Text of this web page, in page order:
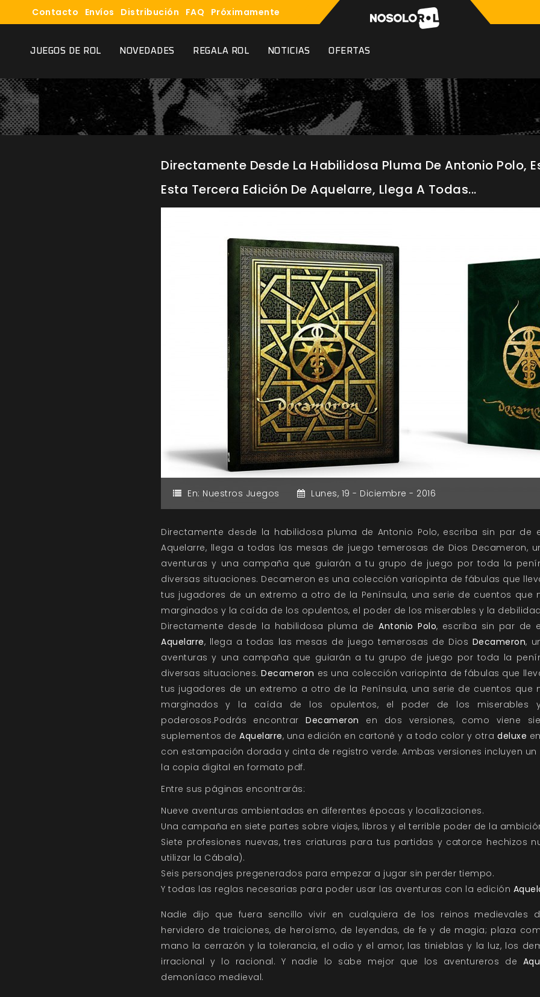
Contacto Envíos Distribución FAQ Próximamente
JUEGOS DE ROL NOVEDADES REGALA ROL NOTICIAS OFERTAS
Directamente Desde La Habilidosa Pluma De Antonio Polo,
Esta Tercera Edición De Aquelarre, Llega A Todas...
En: Nuestros Juegos Lunes, 19 - Diciembre - 2016
Directamente desde la habilidosa pluma de Antonio Polo, escriba sin par de
Aquelarre, llega a todas las mesas de juego temerosas de Dios Decameron,
aventuras y una campaña que guiarán a tu grupo de juego por toda la
diversas situaciones. Decameron es una colección variopinta de fábulas que
tus jugadores de un extremo a otro de la Península, una serie de cuentos que
marginados y la caída de los opulentos, el poder de los miserables y la
Directamente desde la habilidosa pluma deAntonio Polo, escriba sin par de
Aquelarre, llega a todas las mesas de juego temerosas de Dios Decameron,
aventuras y una campaña que guiarán a tu grupo de juego por toda la
diversas situaciones.Decameron es una colección variopinta de fábulas que
tus jugadores de un extremo a otro de la Península, una serie de cuentos que
marginados y la caída de los opulentos, el poder de los miserables
poderosos.Podrás encontrarDecameron en dos versiones, como viene
suplementos deAquelarre, una edición en cartoné y a todo color y otradeluxe
con estampación dorada y cinta de registro verde. Ambas versiones incluyen
la copia digital en formato pdf.
Entre sus páginas encontrarás:
Nueve aventuras ambientadas en diferentes épocas y localizaciones.
Una campaña en siete partes sobre viajes, libros y el terrible poder de la
Siete profesiones nuevas, tres criaturas para tus partidas y catorce hechizos
utilizar la Cábala).
Seis personajes pregenerados para empezar a jugar sin perder tiempo.
Y todas las reglas necesarias para poder usar las aventuras con la edición
Nadie dijo que fuera sencillo vivir en cualquiera de los reinos medievales
hervidero de traiciones, de heroísmo, de leyendas, de fe y de magia; plaza
mano la cerrazón y la tolerancia, el odio y el amor, las tinieblas y la luz, los
irracional y lo racional. Y nadie lo sabe mejor que los aventureros de
demoníaco medieval.